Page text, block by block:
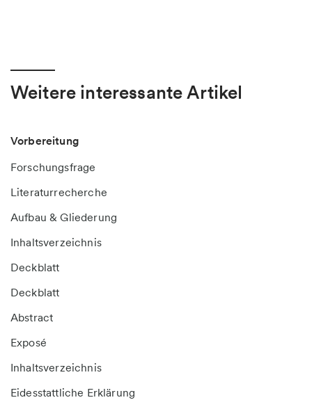
Weitere interessante Artikel
Vorbereitung
Forschungsfrage
Literaturrecherche
Aufbau & Gliederung
Inhaltsverzeichnis
Deckblatt
Deckblatt
Abstract
Exposé
Inhaltsverzeichnis
Eidesstattliche Erklärung